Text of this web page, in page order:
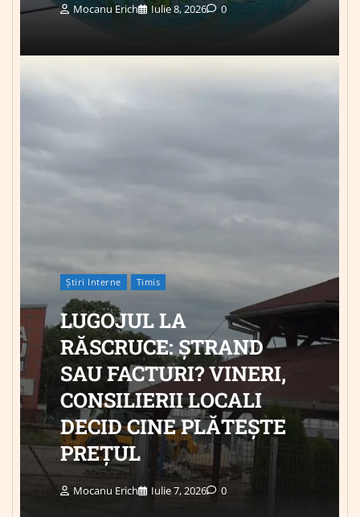
Mocanu Erich Iulie 8, 2026 0
Știri Interne Timis
LUGOJUL LA
RĂSCRUCE: ȘTRAND
SAU FACTURI? VINERI,
CONSILIERII LOCALI
DECID CINE PLĂTEȘTE
PREȚUL
Mocanu Erich Iulie 7, 2026 0